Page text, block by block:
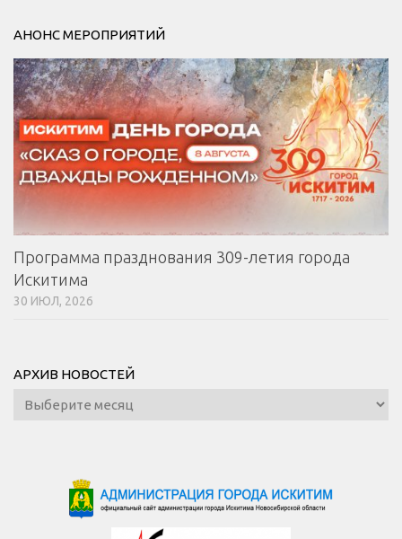
АНОНС МЕРОПРИЯТИЙ
Программа празднования 309-летия города
Искитима
30 ИЮЛ, 2026
АРХИВ НОВОСТЕЙ
Архив
новостей